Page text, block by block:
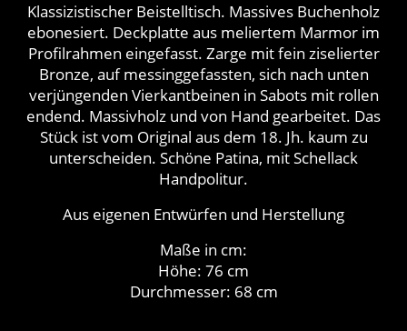
Klassizistischer Beistelltisch. Massives Buchenholz
ebonesiert. Deckplatte aus meliertem Marmor im
Profilrahmen eingefasst. Zarge mit fein ziselierter
Bronze, auf messinggefassten, sich nach unten
verjüngenden Vierkantbeinen in Sabots mit rollen
endend. Massivholz und von Hand gearbeitet. Das
Stück ist vom Original aus dem 18. Jh. kaum zu
unterscheiden. Schöne Patina, mit Schellack
Handpolitur.
Aus eigenen Entwürfen und Herstellung
Maße in cm:
Höhe: 76 cm
Durchmesser: 68 cm